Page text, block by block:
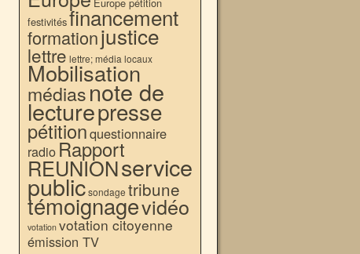
festivitésfinancement
formationjustice
lettre lettre; média locaux
Mobilisation
médiasnote de
lecturepresse
pétitionquestionnaire
radio Rapport
REUNIONservice
publicsondage tribune
témoignagevidéo
votation votation citoyenne
émission TV